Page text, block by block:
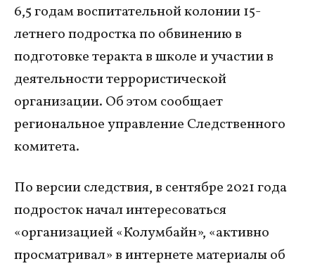
6,5 годам воспитательной колонии 15-
летнего подростка по обвинению в
подготовке теракта в школе и участии в
деятельности террористической
организации. Об этом сообщает
региональное управление Следственного
комитета.
По версии следствия, в сентябре 2021 года
подросток начал интересоваться
«организацией «Колумбайн», «активно
просматривал» в интернете материалы об